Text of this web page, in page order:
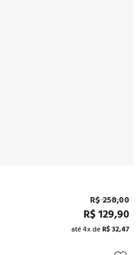
R$258,00
R$129,90
até4x deR$32,47